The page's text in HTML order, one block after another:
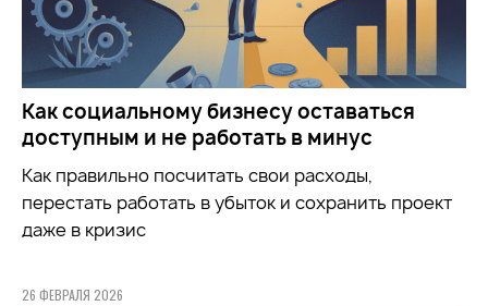
Как социальному бизнесу оставаться
доступным и не работать в минус
Как правильно посчитать свои расходы,
перестать работать в убыток и сохранить проект
даже в кризис
26 ФЕВРАЛЯ 2026